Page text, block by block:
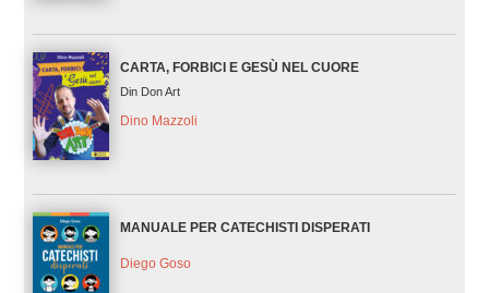
CARTA, FORBICI E GESÙ NEL CUORE
Din Don Art
Dino Mazzoli
MANUALE PER CATECHISTI DISPERATI
Diego Goso